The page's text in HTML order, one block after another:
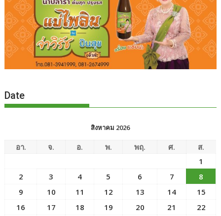
Date
สิงหาคม 2026
อา. จ. อ. พ. พฤ. ศ.
ส.
1
2
3 4 5 6 7
8
9
10 11 12 13 14
15
16
17 18 19 20 21
22